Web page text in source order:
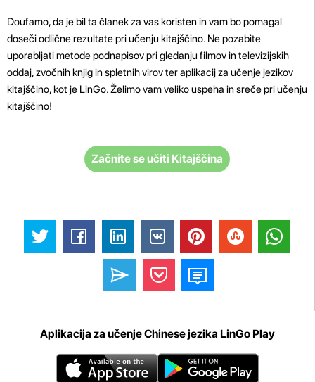
Doufamo, da je bil ta članek za vas koristen in vam bo pomagal
doseči odlične rezultate pri učenju kitajščino. Ne pozabite
uporabljati metode podnapisov pri gledanju filmov in televizijskih
oddaj, zvočnih knjig in spletnih virov ter aplikacij za učenje jezikov
kitajščino, kot je LinGo. Želimo vam veliko uspeha in sreče pri učenju
kitajščino!
Začnite se učiti Kitajščina
Aplikacija za učenje Chinese jezika LinGo Play